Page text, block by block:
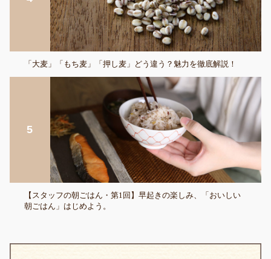
「大麦」「もち麦」「押し麦」どう違う？魅力を徹底解説！
【スタッフの朝ごはん・第1回】早起きの楽しみ、「おいしい
朝ごはん」はじめよう。